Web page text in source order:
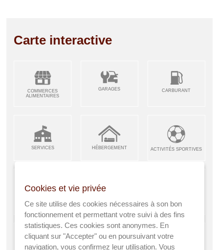
Carte interactive
COMMERCES
ALIMENTAIRES
GARAGES CARBURANT
SERVICES HÉBERGEMENT ACTIVITÉS SPORTIVES
ARTISANS &
INDUSTRIES
RESTAURANTS CAFÉS ENFANCE JEUNESSE
Cookies et vie privée
Ce site utilise des cookies nécessaires à son bon
fonctionnement et permettant votre suivi à des fins
statistiques. Ces cookies sont anonymes. En
cliquant sur "Accepter" ou en poursuivant votre
navigation, vous confirmez leur utilisation. Vous